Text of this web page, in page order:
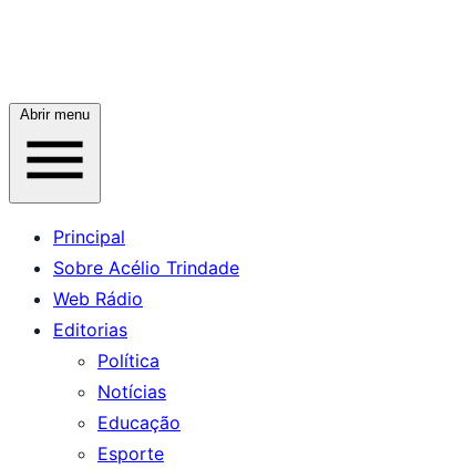
Abrir menu
Principal
Sobre Acélio Trindade
Web Rádio
Editorias
Política
Notícias
Educação
Esporte